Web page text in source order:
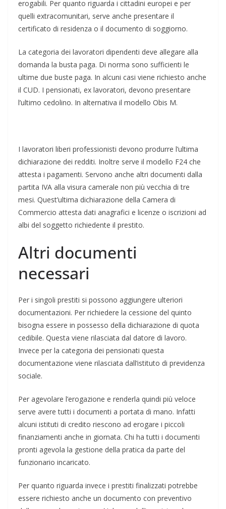
erogabili. Per quanto riguarda i cittadini europei e per
quelli extracomunitari, serve anche presentare il
certificato di residenza o il documento di soggiorno.
La categoria dei lavoratori dipendenti deve allegare alla
domanda la busta paga. Di norma sono sufficienti le
ultime due buste paga. In alcuni casi viene richiesto anche
il CUD. I pensionati, ex lavoratori, devono presentare
l’ultimo cedolino. In alternativa il modello Obis M.
I lavoratori liberi professionisti devono produrre l’ultima
dichiarazione dei redditi. Inoltre serve il modello F24 che
attesta i pagamenti. Servono anche altri documenti dalla
partita IVA alla visura camerale non più vecchia di tre
mesi. Quest’ultima dichiarazione della Camera di
Commercio attesta dati anagrafici e licenze o iscrizioni ad
albi del soggetto richiedente il prestito.
Altri documenti
necessari
Per i singoli prestiti si possono aggiungere ulteriori
documentazioni. Per richiedere la cessione del quinto
bisogna essere in possesso della dichiarazione di quota
cedibile. Questa viene rilasciata dal datore di lavoro.
Invece per la categoria dei pensionati questa
documentazione viene rilasciata dall’istituto di previdenza
sociale.
Per agevolare l’erogazione e renderla quindi più veloce
serve avere tutti i documenti a portata di mano. Infatti
alcuni istituti di credito riescono ad erogare i piccoli
finanziamenti anche in giornata. Chi ha tutti i documenti
pronti agevola la gestione della pratica da parte del
funzionario incaricato.
Per quanto riguarda invece i prestiti finalizzati potrebbe
essere richiesto anche un documento con preventivo